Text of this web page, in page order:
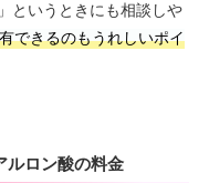
というときにも相談しや
できるのもうれしいポイ
ルロン酸の料金